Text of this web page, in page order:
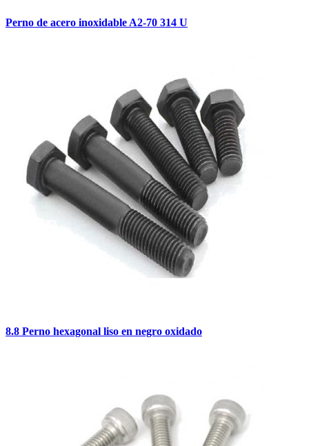
Perno de acero inoxidable A2-70 314 U
8.8 Perno hexagonal liso en negro oxidado